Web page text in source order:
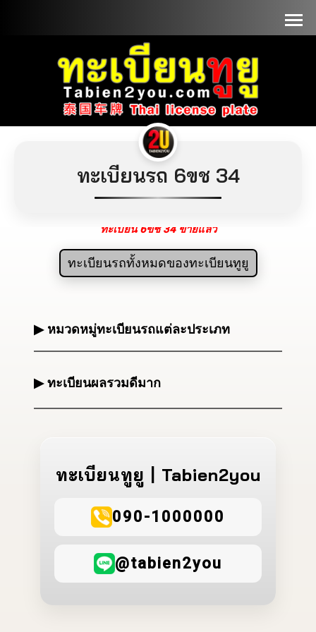
ทะเบียนรถ 6ขช 34
ทะเบียน 6ขช 34 ขายแล้ว
▶ หมวดหมู่ทะเบียนรถแต่ละประเภท
▶ ทะเบียนผลรวมดีมาก
ทะเบียนทูยู | Tabien2you
090-1000000
@tabien2you